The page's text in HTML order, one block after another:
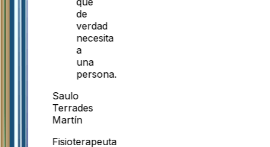
de
verdad
necesita
a
una
persona.
Saulo
Terrades
Martín
Fisioterapeuta